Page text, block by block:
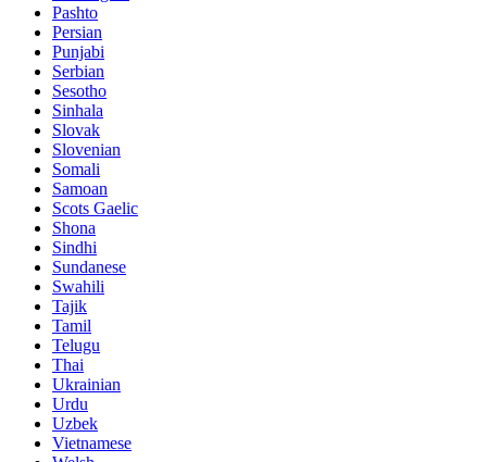
Pashto
Persian
Punjabi
Serbian
Sesotho
Sinhala
Slovak
Slovenian
Somali
Samoan
Scots Gaelic
Shona
Sindhi
Sundanese
Swahili
Tajik
Tamil
Telugu
Thai
Ukrainian
Urdu
Uzbek
Vietnamese